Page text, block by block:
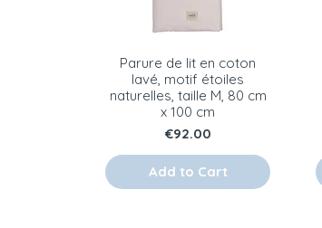
Parure de lit en coton
lavé, motif étoiles
naturelles, taille M, 80 cm
x 100 cm
Price
€92.00
Add to Cart